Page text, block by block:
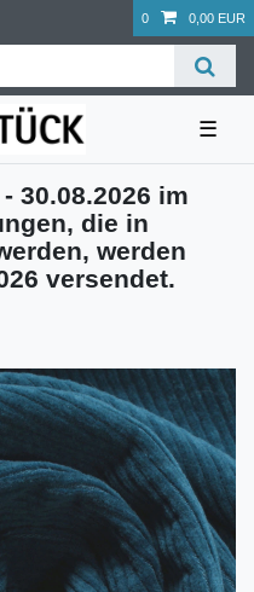
0 0,00 EUR
☰
30.08.2026 im
die in
werden
versendet.